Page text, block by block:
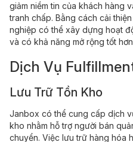
giảm niềm tin của khách hàng
tranh chấp. Bằng cách cải
nghiệp có thể xây dựng hoạt
và có khả năng mở rộng tốt
Dịch Vụ
Lưu Trữ Tồn Kho
Janbox có thể cung cấp dịch
kho nhằm hỗ trợ người bán
chuyển. Việc lưu trữ hàng hóa